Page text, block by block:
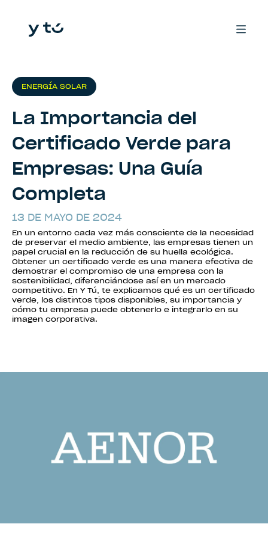
ENERGÍA SOLAR
La Importancia del
Certificado Verde para
Empresas: Una Guía
Completa
13 DE MAYO DE 2024
En un entorno cada vez más consciente de la necesidad
de preservar el medio ambiente, las empresas tienen un
papel crucial en la reducción de su huella ecológica.
Obtener un certificado verde es una manera efectiva de
demostrar el compromiso de una empresa con la
sostenibilidad, diferenciándose así en un mercado
competitivo. En Y Tú, te explicamos qué es un certificado
verde, los distintos tipos disponibles, su importancia y
cómo tu empresa puede obtenerlo e integrarlo en su
imagen corporativa.